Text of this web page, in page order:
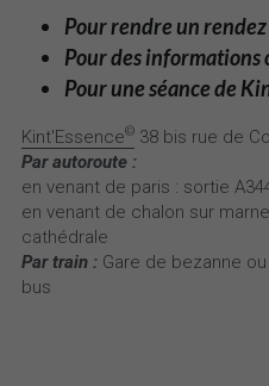
Pour rendre un
Pour des informations
Pour une séance de
Kint'Essence© 38 bis rue de
Par autoroute :
en venant de paris : sortie
en venant de chalon sur
cathédrale
Par train : Gare de bezanne
bus